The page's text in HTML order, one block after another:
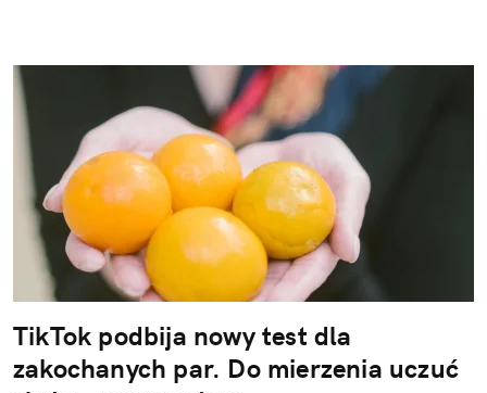
TikTok podbija nowy test dla
zakochanych par. Do mierzenia uczuć